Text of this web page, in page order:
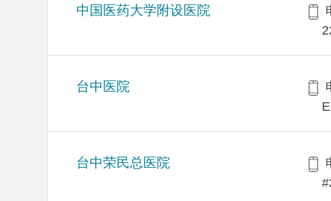
中国医药大学附设医院
台中医院
台中荣民总医院